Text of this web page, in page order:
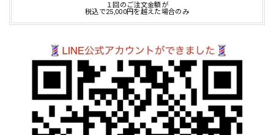
１回のご注文金額が
税込で25,000円を越えた場合のみ